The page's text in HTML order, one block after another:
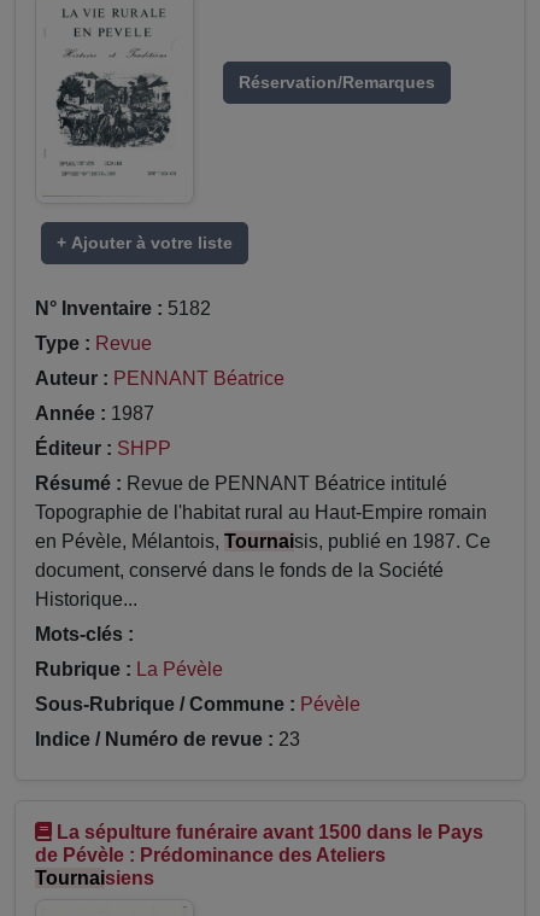
Réservation/Remarques
+ Ajouter à votre liste
N° Inventaire : 5182
Type : Revue
Auteur : PENNANT Béatrice
Année : 1987
Éditeur : SHPP
Résumé : Revue de PENNANT Béatrice intitulé
Topographie de l'habitat rural au Haut-Empire romain
en Pévèle, Mélantois, Tournaisis, publié en 1987. Ce
document, conservé dans le fonds de la Société
Historique...
Mots-clés :
Rubrique : La Pévèle
Sous-Rubrique / Commune : Pévèle
Indice / Numéro de revue : 23
La sépulture funéraire avant 1500 dans le Pays
de Pévèle : Prédominance des Ateliers
Tournaisiens